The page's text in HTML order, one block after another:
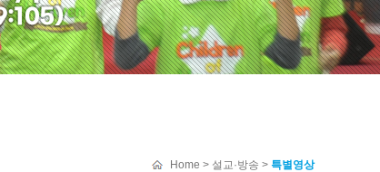
Home > 설교·방송 > 특별영상